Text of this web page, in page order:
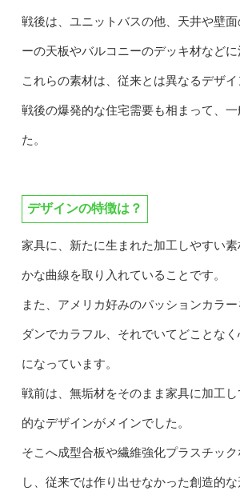
戦後は、ユニットバスの他、天井や壁
ーの天板やバルコニーのデッキ材などに
これらの素材は、従来とは異なるデザイ
戦後の爆発的な住宅需要も相まって、
た。
デザインの特徴は？
家具に、新たに生まれた加工しやすい
かな曲線を取り入れていることです。
また、アメリカ好みのパッションカラ
ダンでカラフル、それでいてどことな
になっています。
戦前は、無垢材をそのまま家具に加工
的なデザインがメインでした。
そこへ成型合板や繊維強化プラスチッ
し、従来では作り出せなかった創造的